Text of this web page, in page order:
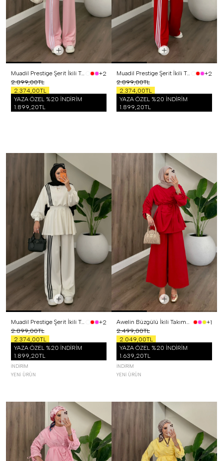
Muadil Prestige Şerit İkili Takım Pembe
+2
2.899,00TL
2.374,00TL
YAZA ÖZEL %20 İNDİRİM
1.899,20TL
Muadil Prestige Şerit İkili Takım Kırmızı
+2
2.899,00TL
2.374,00TL
YAZA ÖZEL %20 İNDİRİM
1.899,20TL
Muadil Prestige Şerit İkili Takım Beyaz
+2
2.899,00TL
2.374,00TL
YAZA ÖZEL %20 İNDİRİM
1.899,20TL
İNDIRIM
YENI ÜRÜN
Awelin Büzgülü İkili Takım Kırmızı
+1
2.499,00TL
2.049,00TL
YAZA ÖZEL %20 İNDİRİM
1.639,20TL
İNDIRIM
YENI ÜRÜN